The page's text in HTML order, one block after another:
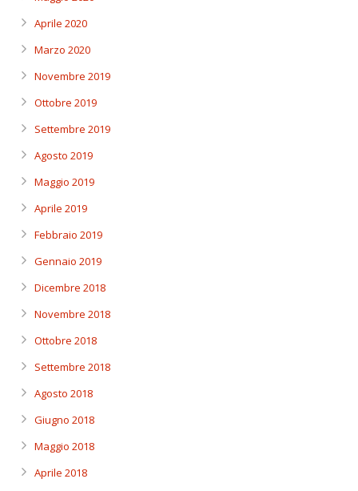
Aprile 2020
Marzo 2020
Novembre 2019
Ottobre 2019
Settembre 2019
Agosto 2019
Maggio 2019
Aprile 2019
Febbraio 2019
Gennaio 2019
Dicembre 2018
Novembre 2018
Ottobre 2018
Settembre 2018
Agosto 2018
Giugno 2018
Maggio 2018
Aprile 2018